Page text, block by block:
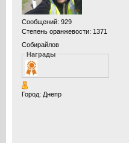
Сообщений: 929
Степень оранжевости: 1371
Собирайлов
Награды
Город: Днепр